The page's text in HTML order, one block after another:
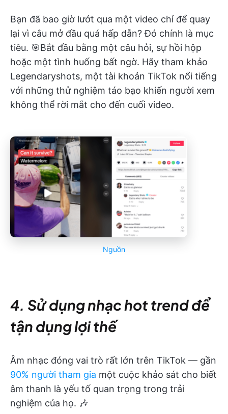
Bạn đã bao giờ lướt qua một video chỉ để quay
lại vì câu mở đầu quá hấp dẫn? Đó chính là mục
tiêu. 🎯Bắt đầu bằng một câu hỏi, sự hồi hộp
hoặc một tình huống bất ngờ. Hãy tham khảo
Legendaryshots, một tài khoản TikTok nổi tiếng
với những thử nghiệm táo bạo khiến người xem
không thể rời mắt cho đến cuối video.
Nguồn
4. Sử dụng nhạc hot trend để
tận dụng lợi thế
Âm nhạc đóng vai trò rất lớn trên TikTok — gần
90% người tham gia một cuộc khảo sát cho biết
âm thanh là yếu tố quan trọng trong trải
nghiệm của họ. 🎶